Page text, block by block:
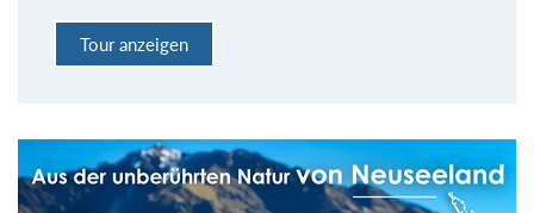
Tour anzeigen